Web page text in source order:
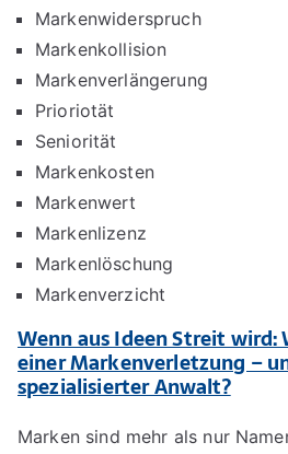
Markenwiderspruch
Markenkollision
Markenverlängerung
Prioriotät
Seniorität
Markenkosten
Markenwert
Markenlizenz
Markenlöschung
Markenverzicht
Wenn aus Ideen Streit wird:
einer Markenverletzung –
spezialisierter Anwalt?
Marken sind mehr als nur